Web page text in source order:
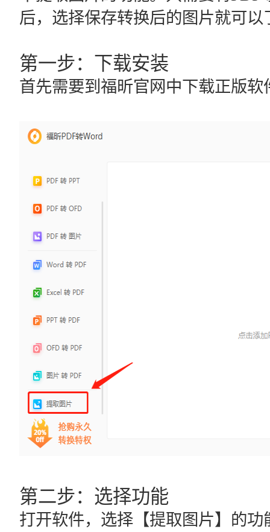
后，选择保存转换后的图片就可以
第一步：下载安装
首先需要到福昕官网中下载正版
第二步：选择功能
打开软件，选择【提取图片】的